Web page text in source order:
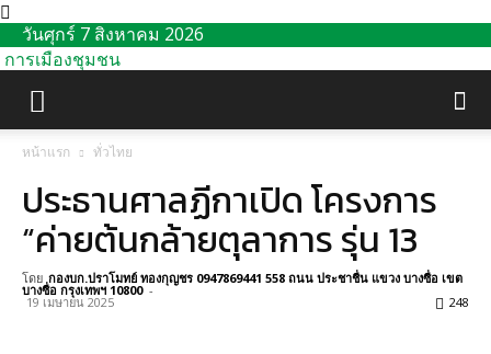
วันศุกร์ 7 สิงหาคม 2026
การเมืองชุมชน
หน้าแรก ทั่วไทย
ประธานศาลฏีกาเปิด โครงการ
“ค่ายต้นกล้ายตุลาการ รุ่น 13
โดย กองบก.ปราโมทย์ ทองกุญชร 0947869441 558 ถนน ประชาชื่น แขวง บางซื่อ เขต
บางซื่อ กรุงเทพฯ 10800 -
19 เมษายน 2025 248